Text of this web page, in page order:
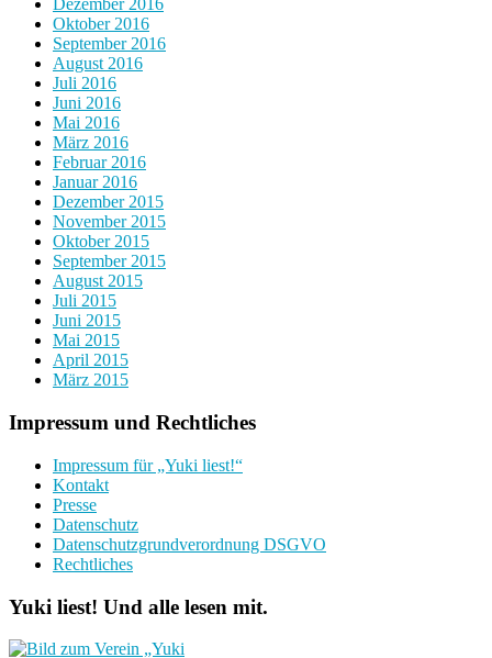
Dezember 2016
Oktober 2016
September 2016
August 2016
Juli 2016
Juni 2016
Mai 2016
März 2016
Februar 2016
Januar 2016
Dezember 2015
November 2015
Oktober 2015
September 2015
August 2015
Juli 2015
Juni 2015
Mai 2015
April 2015
März 2015
Impressum und Rechtliches
Impressum für „Yuki liest!“
Kontakt
Presse
Datenschutz
Datenschutzgrundverordnung DSGVO
Rechtliches
Yuki liest! Und alle lesen mit.